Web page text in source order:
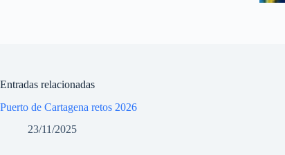
Entradas relacionadas
Puerto de Cartagena retos 2026
23/11/2025